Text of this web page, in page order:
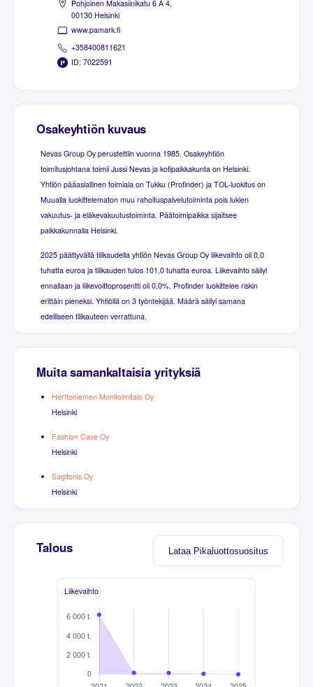
Pohjoinen Makasiinikatu 6 A 4,
00130 Helsinki
www.pamark.fi
+358400811621
ID: 7022591
Osakeyhtiön kuvaus
Nevas Group Oy perustettiin vuonna 1985. Osakeyhtiön
toimitusjohtana toimii Jussi Nevas ja kotipaikkakunta on Helsinki.
Yhtiön pääasiallinen toimiala on Tukku (Profinder) ja TOL-luokitus on
Muualla luokittelematon muu rahoituspalvelutoiminta pois lukien
vakuutus- ja eläkevakuutustoiminta. Päätoimipaikka sijaitsee
paikkakunnalla Helsinki.
2025 päättyvällä tilikaudella yhtiön Nevas Group Oy liikevaihto oli 0,0
tuhatta euroa ja tilikauden tulos 101,0 tuhatta euroa. Liikevaihto säilyi
ennallaan ja liikevoittoprosentti oli 0,0%. Profinder luokittelee riskin
erittäin pieneksi. Yhtiöllä on 3 työntekijää. Määrä säilyi samana
edelliseen tilikauteen verrattuna.
Muita samankaltaisia yrityksiä
Herttoniemen Monitoimitalo Oy
Helsinki
Fashion Case Oy
Helsinki
Sagitonis Oy
Helsinki
Lataa Pikaluottosuositus
Talous
Liikevaihto